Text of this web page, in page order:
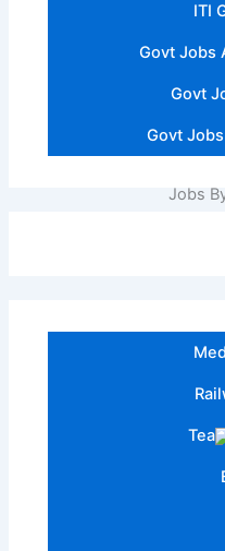
ITI
Govt Jobs
Govt
Govt
Jobs